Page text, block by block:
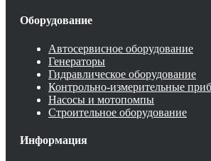
Оборудование
Автосервисное оборудование
Генераторы
Гидравлическое оборудование
Контрольно-измерительные
Насосы и мотопомпы
Строительное оборудование
Информация